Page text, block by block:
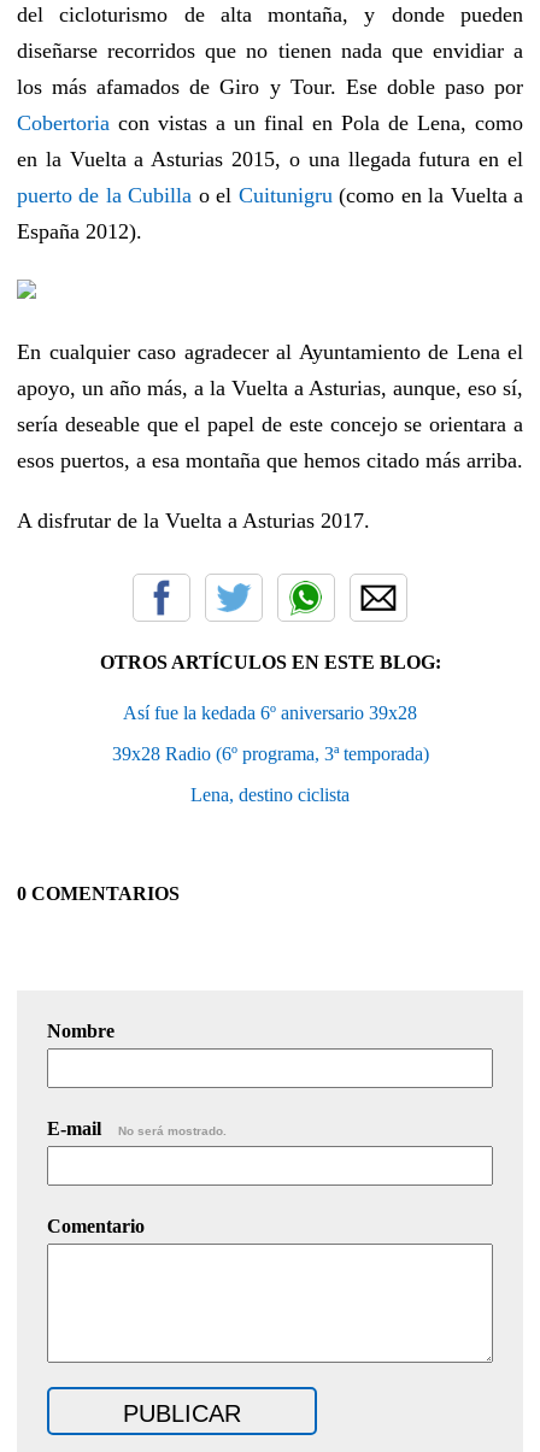
del cicloturismo de alta montaña, y donde pueden
diseñarse recorridos que no tienen nada que envidiar a
los más afamados de Giro y Tour. Ese doble paso por
Cobertoria con vistas a un final en Pola de Lena, como
en la Vuelta a Asturias 2015, o una llegada futura en el
puerto de la Cubilla o el Cuitunigru (como en la Vuelta a
España 2012).
En cualquier caso agradecer al Ayuntamiento de Lena el
apoyo, un año más, a la Vuelta a Asturias, aunque, eso sí,
sería deseable que el papel de este concejo se orientara a
esos puertos, a esa montaña que hemos citado más arriba.
A disfrutar de la Vuelta a Asturias 2017.
OTROS ARTÍCULOS EN ESTE BLOG:
Así fue la kedada 6º aniversario 39x28
39x28 Radio (6º programa, 3ª temporada)
Lena, destino ciclista
0 COMENTARIOS
Nombre
E-mail No será mostrado.
Comentario